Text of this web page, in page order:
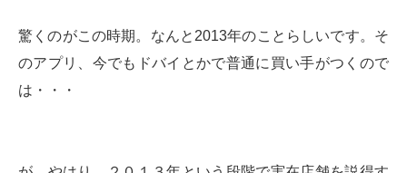
驚くのがこの時期。なんと2013年のことらしいです。そ
のアプリ、今でもドバイとかで普通に買い手がつくので
は・・・